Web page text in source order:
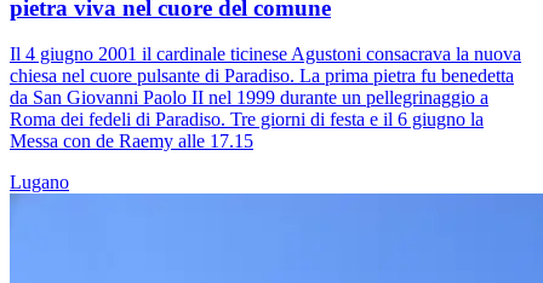
pietra viva nel cuore del comune
Il 4 giugno 2001 il cardinale ticinese Agustoni consacrava la nuova
chiesa nel cuore pulsante di Paradiso. La prima pietra fu benedetta
da San Giovanni Paolo II nel 1999 durante un pellegrinaggio a
Roma dei fedeli di Paradiso. Tre giorni di festa e il 6 giugno la
Messa con de Raemy alle 17.15
Lugano